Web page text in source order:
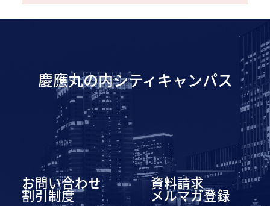
慶應丸の内シティキャンパス
お問い合わせ 資料請求
割引制度 メルマガ登録